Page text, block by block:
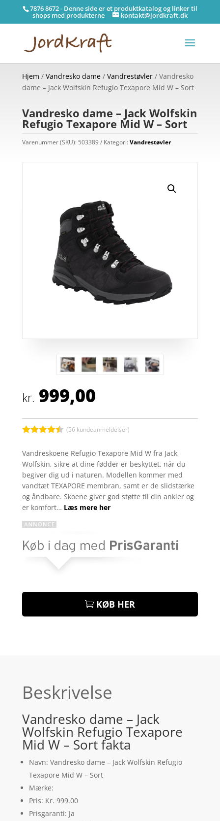
7876 8672 - Denne side er et produktkatalog og linker til
shops med produkterne kontakt@jordkraft.dk
Hjem / Vandresko dame/ Vandrestøvler/ Vandresko
dame – Jack Wolfskin Refugio Texapore Mid W – Sort
Vandresko dame – Jack Wolfskin
Refugio Texapore Mid W – Sort
Varenummer (SKU): 503389 Kategori:Vandrestøvler
kr. 999,00
ud af 5
baseret
på
kundebedø
mmelser
(56 kundeanmeldelser)
Vandreskoene Refugio Texapore Mid W fra Jack
Wolfskin, sikre at dine fødder er beskyttet, når du
begiver dig ud i naturen. Modellen kommer med
vandtæt TEXAPORE membran, samt er de slidstærke
og åndbare. Skoene giver god støtte til din ankler og
er komfort… Læs mere her
KØB HER
Beskrivelse
Vandresko dame – Jack
Wolfskin Refugio Texapore
Mid W – Sort fakta
Navn: Vandresko dame – Jack Wolfskin Refugio
Texapore Mid W – Sort
Mærke:
Pris: Kr. 999.00
Prisgaranti: Ja